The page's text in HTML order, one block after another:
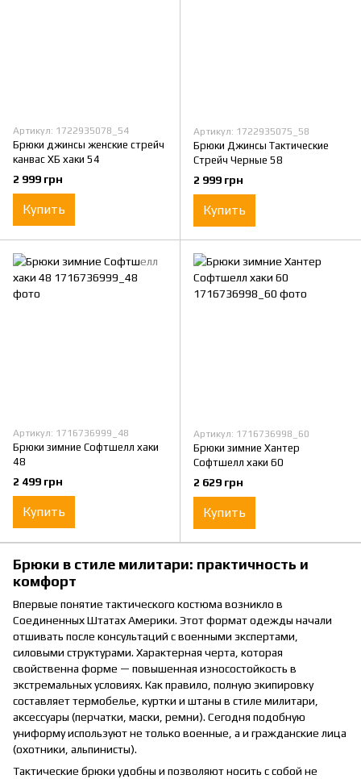
Брюки в стиле милитари: практичность и
комфорт
Впервые понятие тактического костюма возникло в
Соединенных Штатах Америки. Этот формат одежды начали
отшивать после консультаций с военными экспертами,
силовыми структурами. Характерная черта, которая
свойственна форме — повышенная износостойкость в
экстремальных условиях. Как правило, полную экипировку
составляет термобелье, куртки и штаны в стиле милитари,
аксессуары (перчатки, маски, ремни). Сегодня подобную
униформу используют не только военные, а и гражданские лица
(охотники, альпинисты).
Тактические брюки удобны и позволяют носить с собой не
Артикул: 1722935078_54
Брюки джинсы женские стрейч
канвас ХБ хаки 54
2 999 грн
Купить
Артикул: 1722935075_58
Брюки Джинсы Тактические
Стрейч Черные 58
2 999 грн
Купить
Артикул: 1716736999_48
Брюки зимние Софтшелл хаки
48
2 499 грн
Купить
Артикул: 1716736998_60
Брюки зимние Хантер
Софтшелл хаки 60
2 629 грн
Купить